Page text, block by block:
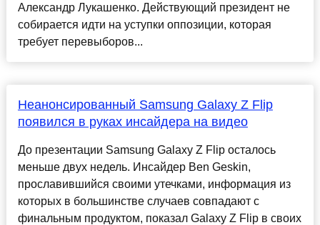
Александр Лукашенко. Действующий президент не
собирается идти на уступки оппозиции, которая
требует перевыборов...
Неанонсированный Samsung Galaxy Z Flip
появился в руках инсайдера на видео
До презентации Samsung Galaxy Z Flip осталось
меньше двух недель. Инсайдер Ben Geskin,
прославившийся своими утечками, информация из
которых в большинстве случаев совпадают с
финальным продуктом, показал Galaxy Z Flip в своих